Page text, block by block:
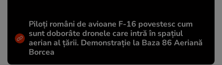
Piloți români de avioane F-16 povestesc cum
sunt doborâte dronele care intră în spațiul
aerian al țării. Demonstrație la Baza 86 Aeriană
Borcea